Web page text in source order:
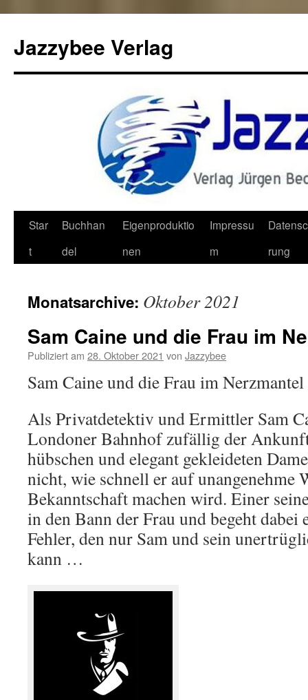
Jazzybee Verlag
Zum
Inhalt
Star
t
Buchhan
del
Eigenproduktio
nen
Impressu
m
rung
Monatsarchive: Oktober 2021
Sam Caine und die Frau im
Publiziert am 28. Oktober 2021 von Jazzybee
Sam Caine und die Frau im
Als Privatdetektiv und Ermittler Sam
Londoner Bahnhof zufällig der
hübschen und elegant gekleideten
nicht, wie schnell er auf unangenehme
Bekanntschaft machen wird. Einer
in den Bann der Frau und begeht
Fehler, den nur Sam und sein
kann …